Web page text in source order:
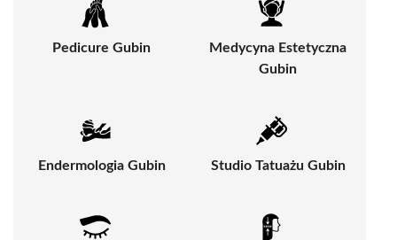
Pedicure Gubin
Medycyna Estetyczna
Gubin
Endermologia Gubin Studio Tatuażu Gubin